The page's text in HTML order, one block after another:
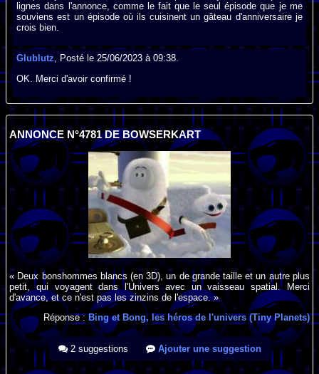
lignes dans l'annonce, comme le fait que le seul épisode que je me
souviens est un épisode où ils cuisinent un gâteau d'anniversaire je
crois bien.
Glublutz, Posté le 25/06/2023 à 09:38.
OK. Merci d'avoir confirmé !
ANNONCE N°4781 DE BOWSERKART
« Deux bonshommes blancs (en 3D), un de grande taille et un autre plus
petit, qui voyagent dans l'Univers avec un vaisseau spatial. Merci
d'avance, et ce n'est pas les zinzins de l'espace. »
Réponse :Bing et Bong, les héros de l'univers (Tiny Planets)
2 suggestions Ajouter une suggestion